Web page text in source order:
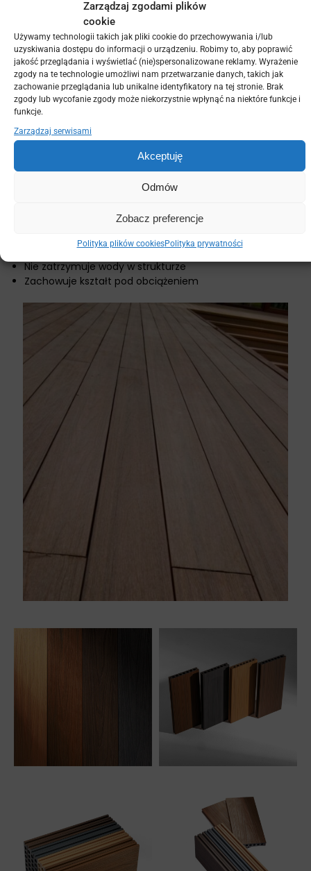
Zarządzaj zgodami plików
cookie
Używamy technologii takich jak pliki cookie do przechowywania i/lub
uzyskiwania dostępu do informacji o urządzeniu. Robimy to, aby poprawić
jakość przeglądania i wyświetlać (nie)spersonalizowane reklamy. Wyrażenie
zgody na te technologie umożliwi nam przetwarzanie danych, takich jak
zachowanie przeglądania lub unikalne identyfikatory na tej stronie. Brak
zgody lub wycofanie zgody może niekorzystnie wpłynąć na niektóre funkcje i
funkcje.
Zarządzaj serwisami
Akceptuję
Odmów
Zobacz preferencje
Polityka plików cookiesPolityka prywatności
materiału
Kompozyt WPC to materiał łączący włókna drzewne i
tworzywa sztuczne, co pozwala uzyskać wysoką
odporność na czynniki zewnętrzne. W przeciwieństwie
do drewna, nie wymaga regularnej konserwacji i lepiej
Ochrona przed uszkodzeniami mechanicznymi
Stabilność wymiarowa w różnych temperaturach
Bezpieczna powierzchnia bez drzazg
Odporność na wilgoć i rozwój grzybów
Nie zatrzymuje wody w strukturze
Zachowuje kształt pod obciążeniem